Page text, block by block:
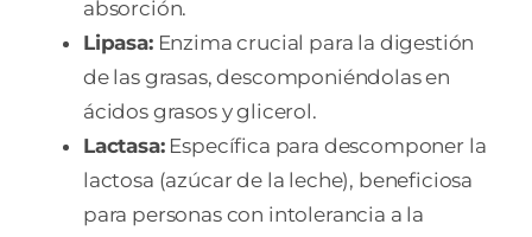
absorción.
Lipasa:Enzima crucial para la digestión
de las grasas, descomponiéndolas en
ácidos grasos y glicerol.
Lactasa:Específica para descomponer la
lactosa (azúcar de la leche), beneficiosa
para personas con intolerancia a la